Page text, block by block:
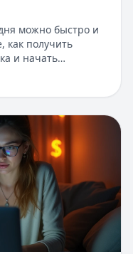
можно быстро и
как получить
и начать
15 минут, а
Доступны
с возможностью
автоматически,
Получить карту
или заказать
номер кредитной